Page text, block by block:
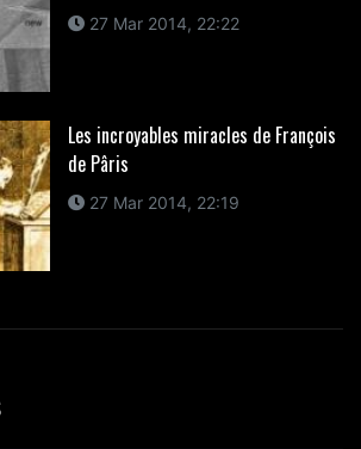
27 Mar 2014, 22:22
Les incroyables miracles de François
de Pâris
27 Mar 2014, 22:19